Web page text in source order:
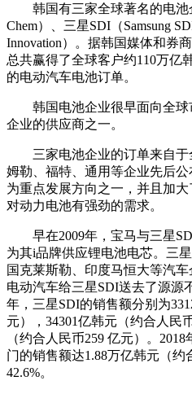
韩国有三家全球著名的电
Chem）、三星SDI（Samsung
Innovation）。据韩国媒体和券
总共赢得了全球客户约110万亿
的电动汽车电池订单。
韩国电池企业很早面向全
企业的供应商之一。
三家电池企业的订单来自
姆勒、福特、通用等企业先后
为重点发展方向之一，并且加
对动力电池有强劲的需求。
早在2009年，宝马与三星
为其i品牌供应锂电池电芯。三
国克莱斯勒、印度马恒大等汽
电动汽车给三星SDI送去了源源
年，三星SDI的销售额分别为
元），34301亿韩元（约合人民
（约合人民币259 亿元）。
门的销售额达1.88万亿韩元（约
42.6%。